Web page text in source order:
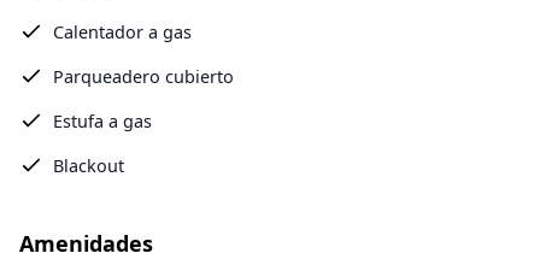
Calentador a gas
Parqueadero cubierto
Estufa a gas
Blackout
Amenidades